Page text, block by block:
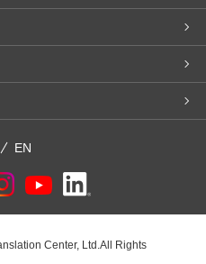
EN
Center, Ltd.All Rights